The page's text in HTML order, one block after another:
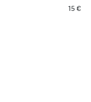
15 €